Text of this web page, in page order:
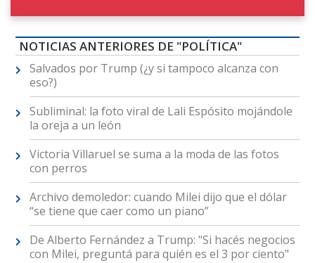
NOTICIAS ANTERIORES DE "POLÍTICA"
Salvados por Trump (¿y si tampoco alcanza con
eso?)
Subliminal: la foto viral de Lali Espósito mojándole
la oreja a un león
Victoria Villaruel se suma a la moda de las fotos
con perros
Archivo demoledor: cuando Milei dijo que el dólar
“se tiene que caer como un piano”
De Alberto Fernández a Trump: "Si hacés negocios
con Milei, preguntá para quién es el 3 por ciento"